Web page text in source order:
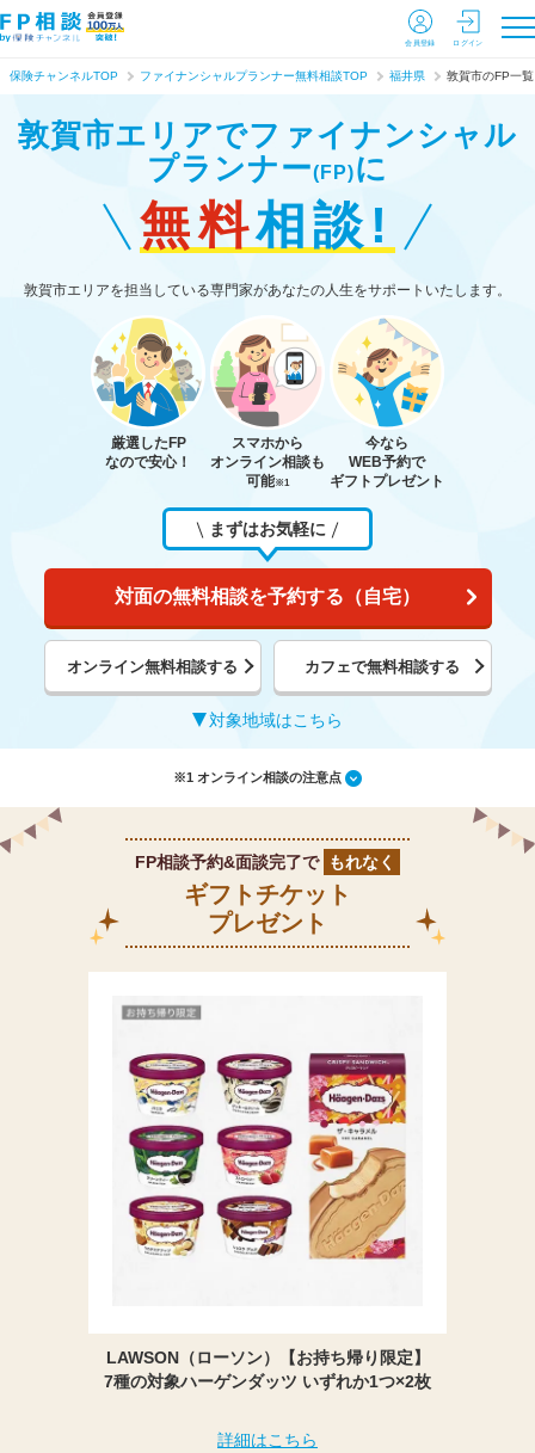
会員登録 ログイン
保険チャンネルTOP ファイナンシャルプランナー無料相談TOP 福井県 敦賀市のFP一覧
敦賀市エリアでファイナンシャル
プランナー(FP)に
無料相談!
敦賀市エリアを担当している専門家があなたの人生をサポートいたします。
厳選したFP
なので安心！
スマホから
オンライン相談も
可能※1
今なら
WEB予約で
ギフトプレゼント
まずはお気軽に
対面の無料相談を予約する（自宅）
オンライン無料相談する カフェで無料相談する
対象地域はこちら
※1 オンライン相談の注意点
FP相談予約&面談完了で もれなく
ギフトチケット
プレゼント
LAWSON（ローソン）【お持ち帰り限定】
7種の対象ハーゲンダッツ いずれか1つ×2枚
詳細はこちら